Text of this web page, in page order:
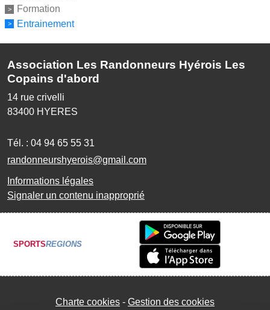
Formation
Entrainement
Association Les Randonneurs Hyérois Les
Copains d'abord
14 rue crivelli
83400 HYERES
Tél. : 04 94 65 55 31
randonneurshyerois@gmail.com
Informations légales
Signaler un contenu inapproprié
SPORTSREGIONS
Charte cookies Gestion des cookies